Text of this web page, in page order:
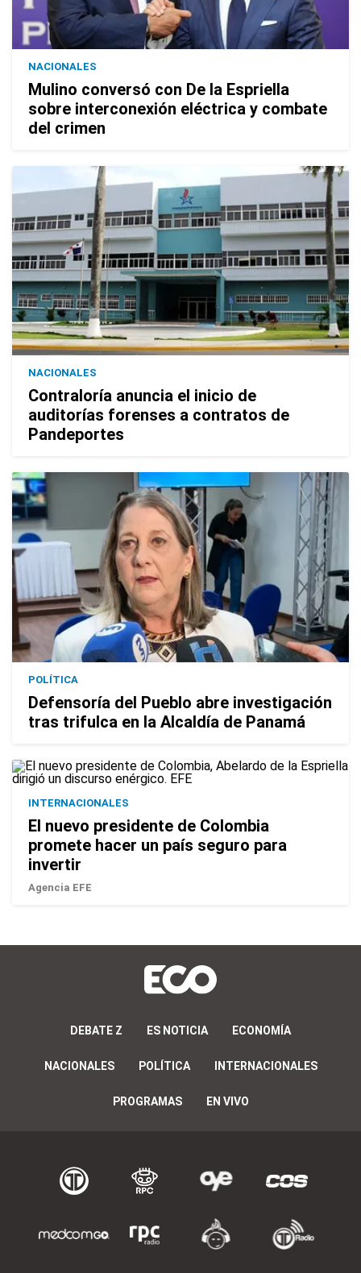
NACIONALES
Mulino conversó con De la Espriella
sobre interconexión eléctrica y combate
del crimen
NACIONALES
Contraloría anuncia el inicio de
auditorías forenses a contratos de
Pandeportes
POLÍTICA
Defensoría del Pueblo abre investigación
tras trifulca en la Alcaldía de Panamá
INTERNACIONALES
El nuevo presidente de Colombia
promete hacer un país seguro para
invertir
Agencia EFE
DEBATE Z ES NOTICIA ECONOMÍA
NACIONALES POLÍTICA INTERNACIONALES
PROGRAMAS EN VIVO